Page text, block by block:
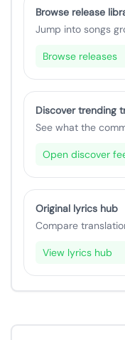
Browse release
Jump into songs
Browse releases
Discover trending
See what the
Open discover
Original lyrics hub
Compare
View lyrics hub